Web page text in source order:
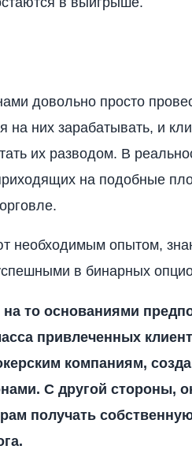
довольно просто
на них зарабатывать, и
их разводом. В
на подобные
необходимым опытом,
в бинарных
то основаниями
привлеченных
компаниям,
С другой стороны,
получать собственную